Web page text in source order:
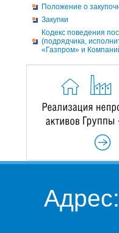
Положение о
Закупки
Кодекс поведения
(подрядчика,
«Газпром» и